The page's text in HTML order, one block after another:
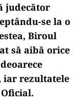
judecător
se la o
Biroul
să aibă orice
iar rezultatele